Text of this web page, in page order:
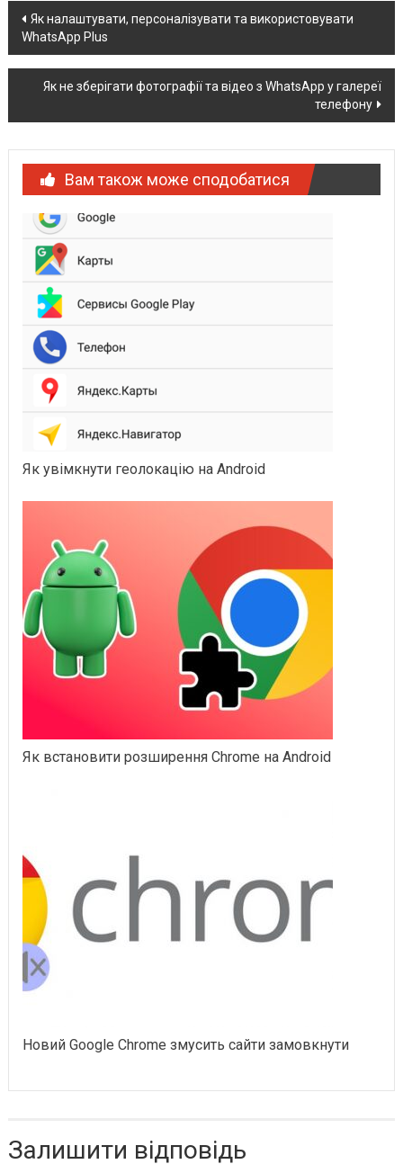
Post
navigation
Як налаштувати, персоналізувати та використовувати
WhatsApp Plus
Як не зберігати фотографії та відео з WhatsApp у галереї
телефону
Вам також може сподобатися
Як увімкнути геолокацію на Android
Як встановити розширення Chrome на Android
Новий Google Chrome змусить сайти замовкнути
Залишити відповідь